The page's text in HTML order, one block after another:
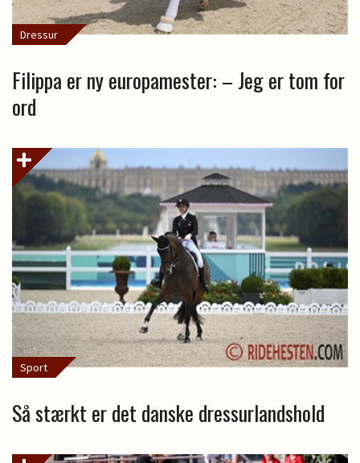
Dressur
Filippa er ny europamester: – Jeg er tom for
ord
Sport
Så stærkt er det danske dressurlandshold